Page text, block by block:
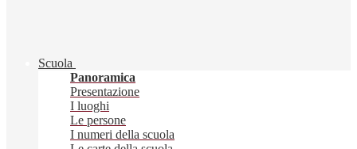
Scuola
Panoramica
Presentazione
I luoghi
Le persone
I numeri della scuola